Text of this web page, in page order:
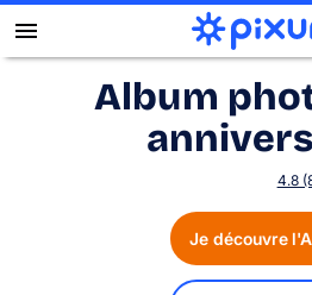
Livre photo Pixum
Album
4.8
Je découvre